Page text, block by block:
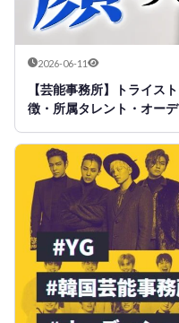
2026-06-11
【芸能事務所】トライス
徴・所属タレント・オー